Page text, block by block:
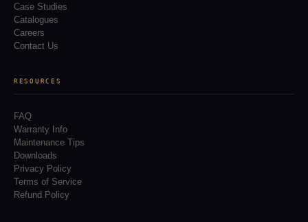
Case Studies
Catalogues
Careers
Contact Us
RESOURCES
FAQ
Warranty Info
Maintenance Tips
Downloads
Privacy Policy
Terms of Service
Refund Policy